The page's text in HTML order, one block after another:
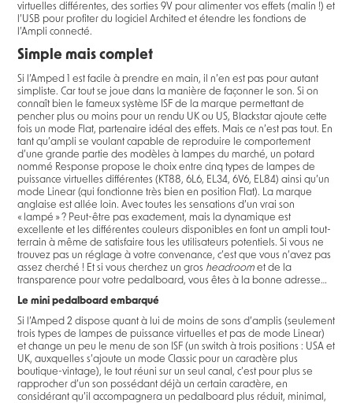
virtuelles différentes, des sorties 9V pour alimenter vos effets (malin !) et
l’USB pour profiter du logiciel Architect et étendre les fonctions de
l’Ampli connecté.
Simple mais complet
Si l’Amped 1 est facile à prendre en main, il n’en est pas pour autant
simpliste. Car tout se joue dans la manière de façonner le son. Si on
connaît bien le fameux système ISF de la marque permettant de
pencher plus ou moins pour un rendu UK ou US, Blackstar ajoute cette
fois un mode Flat, partenaire idéal des effets. Mais ce n’est pas tout. En
tant qu’ampli se voulant capable de reproduire le comportement
d’une grande partie des modèles à lampes du marché, un potard
nommé Response propose le choix entre cinq types de lampes de
puissance virtuelles différentes (KT88, 6L6, EL34, 6V6, EL84) ainsi qu’un
mode Linear (qui fonctionne très bien en position Flat). La marque
anglaise est allée loin. Avec toutes les sensations d’un vrai son
« lampé » ? Peut-être pas exactement, mais la dynamique est
excellente et les différentes couleurs disponibles en font un ampli tout-
terrain à même de satisfaire tous les utilisateurs potentiels. Si vous ne
trouvez pas un réglage à votre convenance, c’est que vous n’avez pas
assez cherché ! Et si vous cherchez un gros headroom et de la
transparence pour votre pedalboard, vous êtes à la bonne adresse…
Le mini pedalboard embarqué
Si l’Amped 2 dispose quant à lui de moins de sons d’amplis (seulement
trois types de lampes de puissance virtuelles et pas de mode Linear)
et change un peu le menu de son ISF (un switch à trois positions : USA et
UK, auxquelles s’ajoute un mode Classic pour un caractère plus
boutique-vintage), le tout réuni sur un seul canal, c’est pour plus se
rapprocher d’un son possédant déjà un certain caractère, en
considérant qu’il accompagnera un pedalboard plus réduit, minimal,